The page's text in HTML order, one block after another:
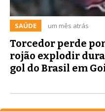
SAÚDE um mês atrás
Torcedor perde
rojão explodir
gol do Brasil em